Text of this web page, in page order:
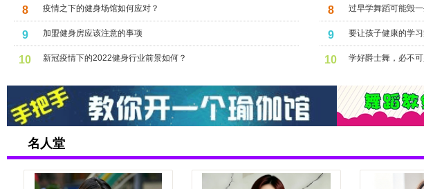
8 疫情之下的健身场馆如何应对？
9 加盟健身房应该注意的事项
10 新冠疫情下的2022健身行业前景如何？
8 过早学舞蹈可能毁一
9 要让孩子健康的学
10 学好爵士舞，必不
名人堂